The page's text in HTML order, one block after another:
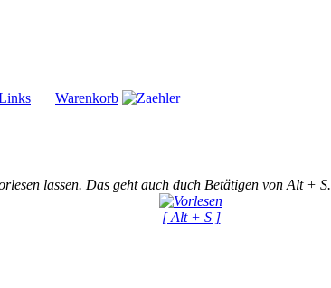
|
Warenkorb
lassen. Das geht auch duch Betätigen von Alt + S.
[ Alt + S ]